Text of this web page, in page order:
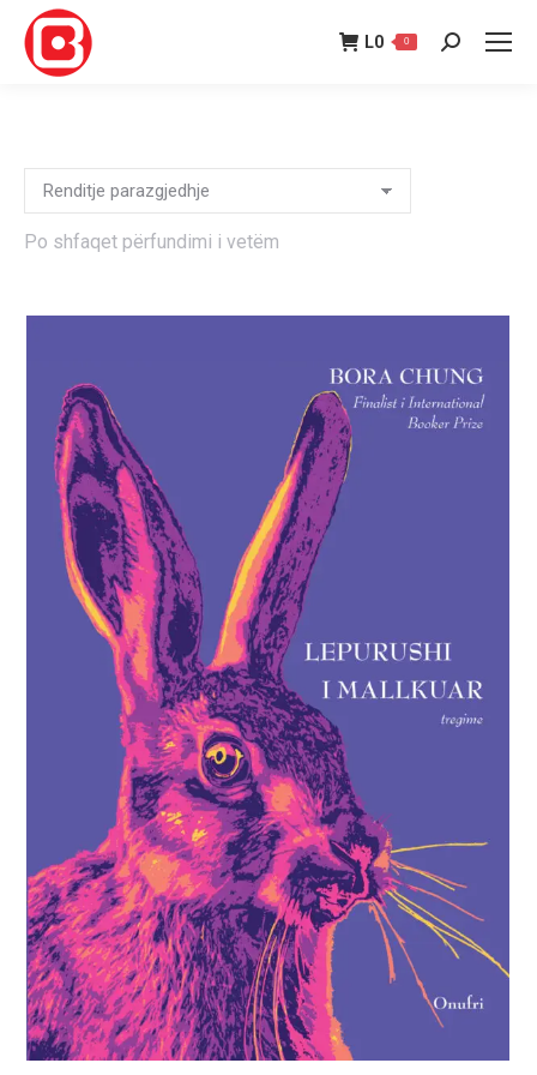
L0 0 Search:
Po shfaqet përfundimi i vetëm